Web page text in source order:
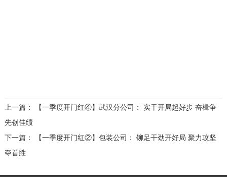
上一篇：
【一季度开门红④】武汉分公司： 实干开局起好步 奋楫争
先创佳绩
下一篇：
【一季度开门红②】包装公司： 铆足干劲开好局 聚力攻坚
夺首胜